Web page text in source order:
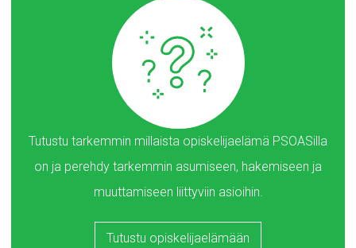
Tutustu tarkemmin millaista opiskelijaelämä PSOASilla
on ja perehdy tarkemmin asumiseen, hakemiseen ja
muuttamiseen liittyviin asioihin.
Tutustu opiskelijaelämään